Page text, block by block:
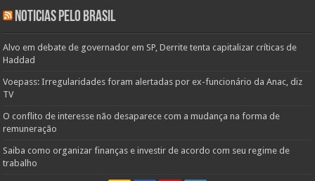
Noticias pelo Brasil
Alvo em debate de governador em SP, Derrite tenta capitalizar críticas de
Haddad
Voepass: Irregularidades foram alertadas por ex-funcionário da Anac, diz
TV
O conflito de interesse não desaparece com a mudança na forma de
remuneração
Saiba como organizar finanças e investir de acordo com seu regime de
trabalho